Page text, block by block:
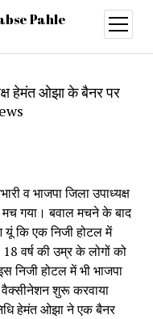
Pahle
open
menu
हेमंत ओझा के बैनर पर
व भाजपा जिला उपाध्यक्ष
मच गया। बवाल मचने के बाद
कि एक निजी होटल में
वर्ष की उम्र के लोगों को
निजी होटल में भी भाजपा
वैक्सीनेशन शुरू करवाया
हेमंत ओझा ने एक बैनर